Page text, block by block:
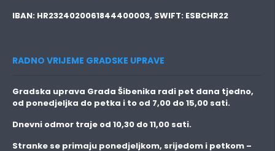
IBAN: HR2324020061844400003, SWIFT: ESBCHR22
RADNO VRIJEME GRADSKE UPRAVE
Gradska uprava Grada Šibenika radi pet dana tjedno,
od ponedjeljka do petka i to od 7,00 do 15,00 sati.
Dnevni odmor traje od 10,30 do 11,00 sati.
Stranke se primaju ponedjeljkom, srijedom i petkom –